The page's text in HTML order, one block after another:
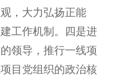
，大力弘扬正能
工作机制。四是进
领导，推行一线项
目党组织的政治核